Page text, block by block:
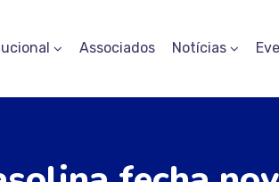
Associados Notícias